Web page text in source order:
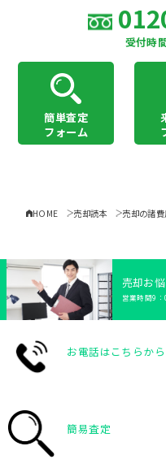
受付時
簡単査定
フォーム
HOME 売却読本 売却の諸
売却お
営業時間9
お電話はこちらから
簡易査定